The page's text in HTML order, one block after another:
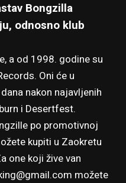
Bongzilla
odnosno klub
a od 1998. godine su
Oni će u
nakon najavljenih
i Desertfest.
po promotivnoj
kupiti u Zaokretu
one koji žive van
možete